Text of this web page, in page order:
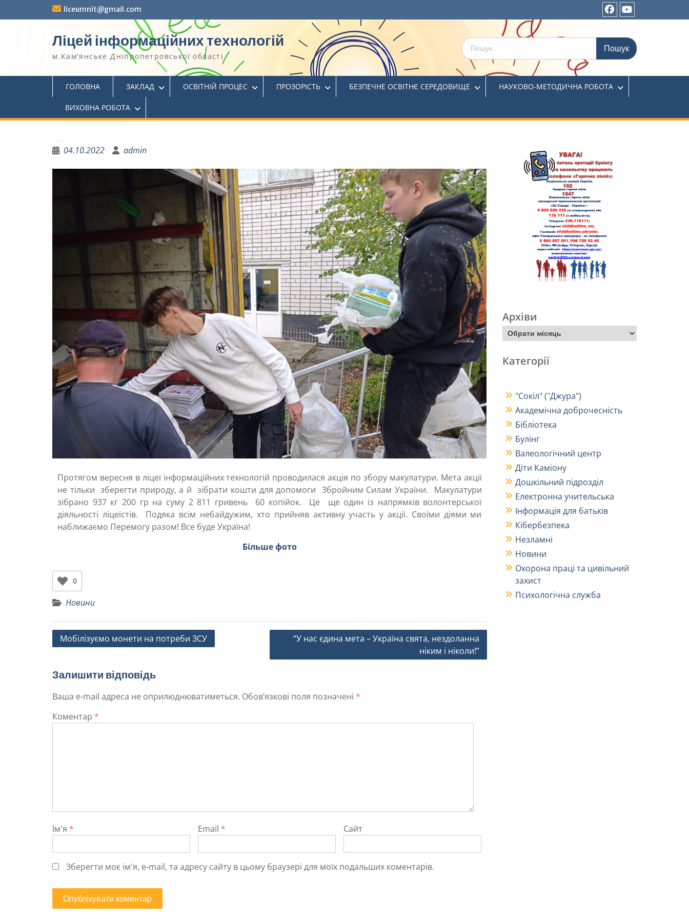
liceumnit@gmail.com
Ліцей інформаційних технологій
м.Кам'янське Дніпропетровської області
ГОЛОВНА ЗАКЛАД ОСВІТНІЙ ПРОЦЕС ПРОЗОРІСТЬ БЕЗПЕЧНЕ ОСВІТНЄ СЕРЕДОВИЩЕ НАУКОВО-МЕТОДИЧНА РОБОТА
ВИХОВНА РОБОТА
04.10.2022 admin
Протягом вересня в ліцеї інформаційних технологій проводилася акція по збору макулатури. Мета акції
не тільки зберегти природу, а й зібрати кошти для допомоги Збройним Силам України. Макулатури
зібрано 937 кг 200 гр на суму 2 811 гривень 60 копійок. Це ще один із напрямків волонтерської
діяльності ліцеїстів. Подяка всім небайдужим, хто прийняв активну участь у акції. Своїми діями ми
наближаємо Перемогу разом! Все буде Україна!
Більше фото
0
Новини
Мобілізуємо монети на потреби ЗСУ
“У нас єдина мета – Україна свята, нездоланна
ніким і ніколи!”
Залишити відповідь
Ваша e-mail адреса не оприлюднюватиметься. Обов’язкові поля позначені *
Коментар *
Ім'я * Email * Сайт
Зберегти моє ім'я, e-mail, та адресу сайту в цьому браузері для моїх подальших коментарів.
Архіви
Категорії
"Сокіл" ("Джура")
Академічна доброчесність
Бібліотека
Булінг
Валеологічний центр
Діти Каміону
Дошкільний підрозділ
Електронна учительська
Інформація для батьків
Кібербезпека
Незламні
Новини
Охорона праці та цивільний
захист
Психологічна служба